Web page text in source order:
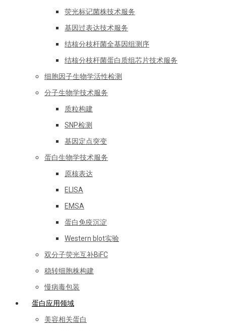
荧光标记菌株技术服务
基因过表达技术服务
结核分枝杆菌全基因组测序
结核分枝杆菌蛋白质组芯片技术服务
细胞因子生物学活性检测
分子生物学技术服务
质粒构建
SNP检测
基因定点突变
蛋白生物学技术服务
原核表达
ELISA
EMSA
蛋白免疫沉淀
Western blot实验
双分子荧光互补BiFC
稳转细胞株构建
慢病毒包装
蛋白应用领域
美容相关蛋白